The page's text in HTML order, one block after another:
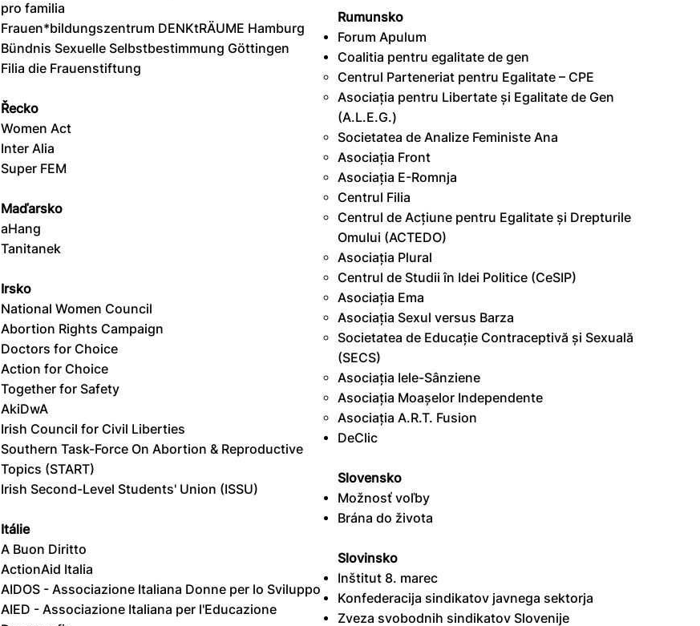
Rumunsko
Forum Apulum
Coalitia pentru egalitate de gen
Centrul Parteneriat pentru Egalitate – CPE
Asociația pentru Libertate și Egalitate de Gen
(A.L.E.G.)
Societatea de Analize Feministe Ana
Asociația Front
Asociația E-Romnja
Centrul Filia
Centrul de Acțiune pentru Egalitate și Drepturile
Omului (ACTEDO)
Asociația Plural
Centrul de Studii în Idei Politice (CeSIP)
Asociația Ema
Asociația Sexul versus Barza
Societatea de Educație Contraceptivă și Sexuală
(SECS)
Asociația Iele-Sânziene
Asociația Moașelor Independente
Asociația A.R.T. Fusion
DeClic
Slovensko
Možnosť voľby
Brána do života
Slovinsko
Inštitut 8. marec
Konfederacija sindikatov javnega sektorja
Zveza svobodnih sindikatov Slovenije
pro familia
Frauen*bildungszentrum DENKtRÄUME Hamburg
Bündnis Sexuelle Selbstbestimmung Göttingen
Filia die Frauenstiftung
Řecko
Women Act
Inter Alia
Super FEM
Maďarsko
aHang
Tanitanek
Irsko
National Women Council
Abortion Rights Campaign
Doctors for Choice
Action for Choice
Together for Safety
AkiDwA
Irish Council for Civil Liberties
Southern Task-Force On Abortion & Reproductive
Topics (START)
Irish Second-Level Students' Union (ISSU)
Itálie
A Buon Diritto
ActionAid Italia
AIDOS - Associazione Italiana Donne per lo Sviluppo
AIED - Associazione Italiana per l'Educazione